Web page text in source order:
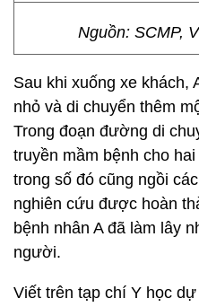
Nguồn: SCMP,
Sau khi xuống xe khách,
nhỏ và di chuyển thêm
Trong đoạn đường di
truyền mầm bệnh cho
trong số đó cũng ngồi
nghiên cứu được hoàn
bệnh nhân A đã làm lây
người.
Viết trên tạp chí Y học